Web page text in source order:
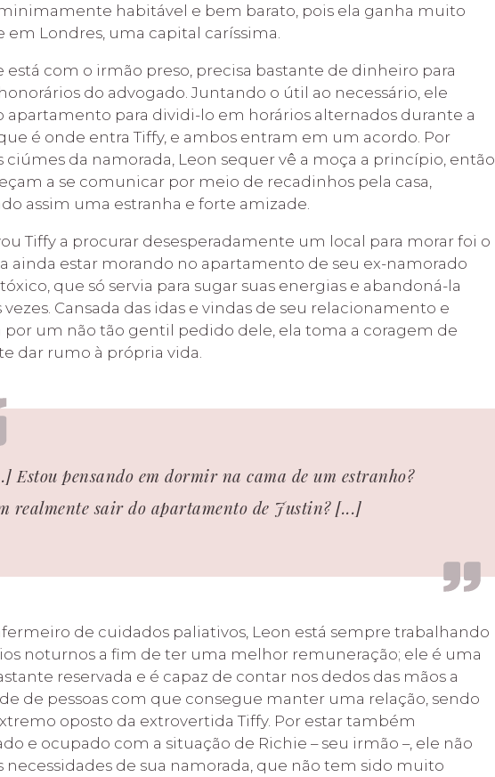
habitável e bem barato, pois ela ganha muito
em Londres, uma capital caríssima.
está com o irmão preso, precisa bastante de dinheiro para
do advogado. Juntando o útil ao necessário, ele
apartamento para dividi-lo em horários alternados durante a
é onde entra Tiffy, e ambos entram em um acordo. Por
ciúmes da namorada, Leon sequer vê a moça a princípio, então
a se comunicar por meio de recadinhos pela casa,
assim uma estranha e forte amizade.
Tiffy a procurar desesperadamente um local para morar foi o
ainda estar morando no apartamento de seu ex-namorado
que só servia para sugar suas energias e abandoná-la
Cansada das idas e vindas de seu relacionamento e
por um não tão gentil pedido dele, ela toma a coragem de
dar rumo à própria vida.
Estou pensando em dormir na cama de um estranho?
realmente sair do apartamento de Justin? [...]
de cuidados paliativos, Leon está sempre trabalhando
noturnos a fim de ter uma melhor remuneração; ele é uma
reservada e é capaz de contar nos dedos das mãos a
de pessoas com que consegue manter uma relação, sendo
oposto da extrovertida Tiffy. Por estar também
e ocupado com a situação de Richie – seu irmão –, ele não
necessidades de sua namorada, que não tem sido muito